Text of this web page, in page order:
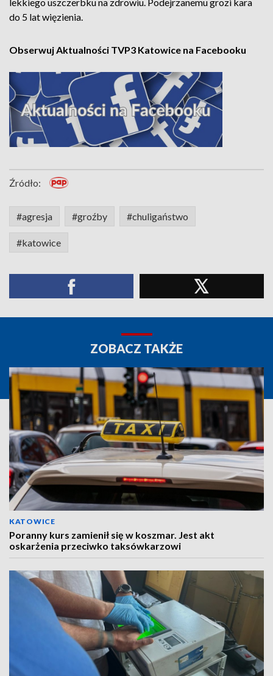
do 5 lat więzienia.
Obserwuj Aktualności TVP3 Katowice na Facebooku
Źródło:
#agresja #groźby #chuligaństwo
#katowice
ZOBACZ TAKŻE
KATOWICE
Poranny kurs zamienił się w koszmar. Jest akt
oskarżenia przeciwko taksówkarzowi